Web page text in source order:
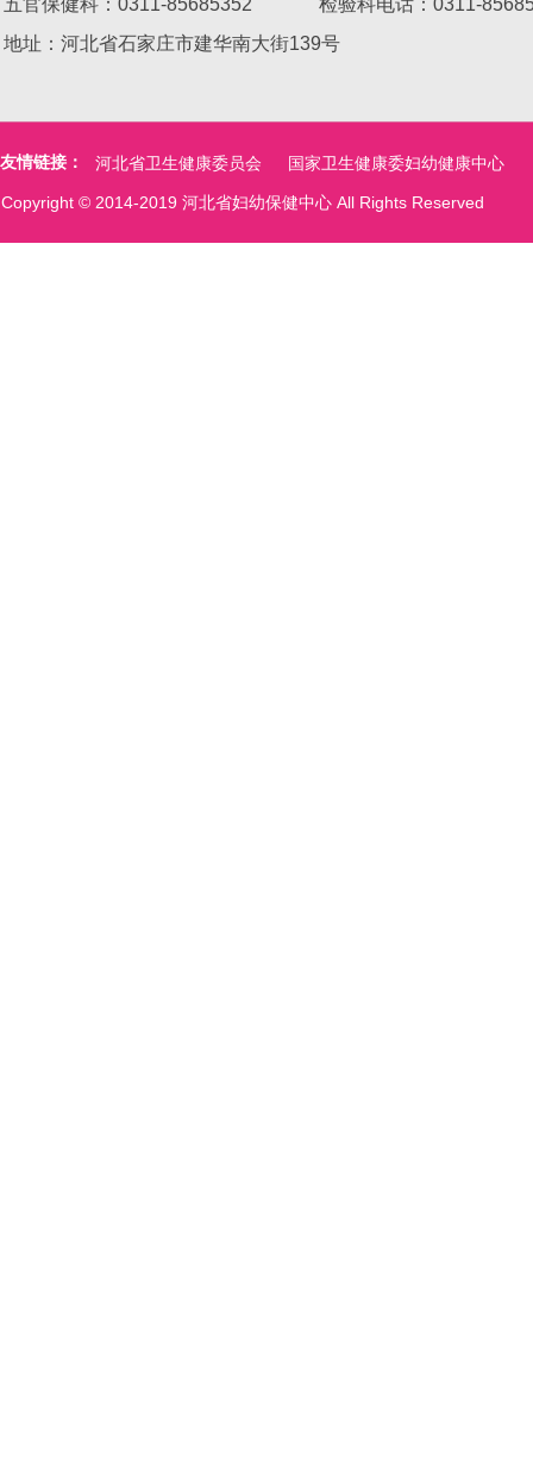
国家卫生健康委妇幼健康中心
河北省卫生健康委员会
友情链接：
Copyright © 2014-2019 河北省妇幼保健中心 All Rights Reserved
五官保健科：0311-85685352 检验科电话：
地址：河北省石家庄市建华南大街139号